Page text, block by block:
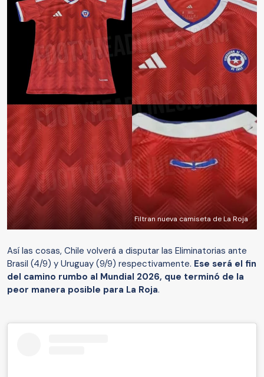
Filtran nueva camiseta de La Roja
Así las cosas, Chile volverá a disputar las Eliminatorias ante
Brasil (4/9) y Uruguay (9/9) respectivamente. Ese será el fin
del camino rumbo al Mundial 2026, que terminó de la
peor manera posible para La Roja.